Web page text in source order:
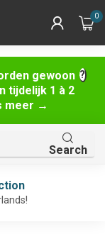
gewoon
tijdelijk 1 à 2
meer →
0
Search